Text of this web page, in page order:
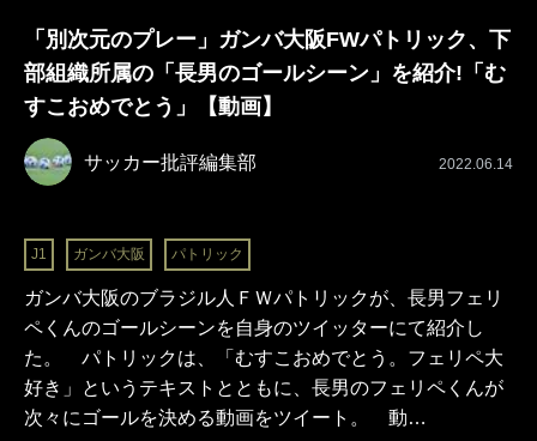
「別次元のプレー」ガンバ大阪FWパトリック、下
部組織所属の「長男のゴールシーン」を紹介!「む
すこおめでとう」【動画】
サッカー批評編集部 2022.06.14
J1 ガンバ大阪 パトリック
ガンバ大阪のブラジル人ＦＷパトリックが、長男フェリ
ペくんのゴールシーンを自身のツイッターにて紹介し
た。 パトリックは、「むすこおめでとう。フェリペ大
好き」というテキストとともに、長男のフェリペくんが
次々にゴールを決める動画をツイート。 動…